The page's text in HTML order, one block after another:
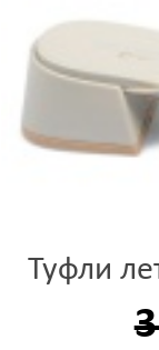
Туфли